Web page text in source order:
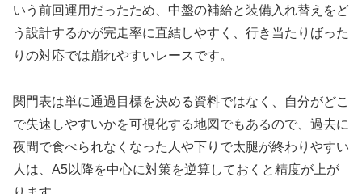
いう前回運用だったため、中盤の補給と装備入れ替えをど
う設計するかが完走率に直結しやすく、行き当たりばった
りの対応では崩れやすいレースです。
関門表は単に通過目標を決める資料ではなく、自分がどこ
で失速しやすいかを可視化する地図でもあるので、過去に
夜間で食べられなくなった人や下りで太腿が終わりやすい
人は、A5以降を中心に対策を逆算しておくと精度が上が